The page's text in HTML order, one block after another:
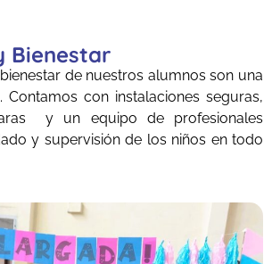
Bienestar
de nuestros alumnos son una
Contamos con instalaciones seguras,
y un equipo de profesionales
y supervisión de los niños en todo